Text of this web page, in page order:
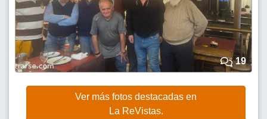
19
Ver más fotos destacadas en
La ReVistas.